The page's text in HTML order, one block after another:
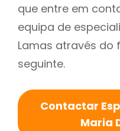
que entre em
equipa de
Lamas através
seguinte.
Contactar
Maria